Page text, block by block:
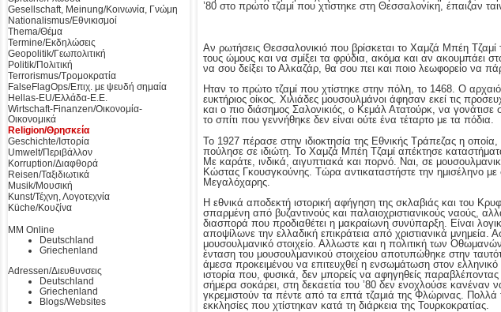
Gesellschaft, Meinung/Κοινωνία, Γνώμη
Nationalismus/Εθνικισμοί
Thema/Θέμα
Termine/Εκδηλώσεις
Geopolitik/Γεωπολιτική
Politik/Πολιτική
Terrorismus/Τρομοκρατία
FalseFlagOps/Επιχ. με ψευδή σημαία
Hellas-EU/Ελλάδα-Ε.Ε.
Wirtschaft-Finanzen/Οικονομία-
Οικονομικά
Religion/Θρησκεία
Geschichte/Ιστορία
Umwelt/Περιβάλλον
Korruption/Διαφθορά
Reisen/Ταξιδιωτικά
Musik/Μουσική
Kunst/Τέχνη, Λογοτεχνία
Küche/Κουζίνα
MM Online
Deutschland
Griechenland
Adressen/Διευθυνσεις
Deutschland
Griechenland
Blogs/Websites
’80 στο πρώτο τζαμί που χτίστηκε στη Θεσσαλονίκη, έπαιζαν
Αν ρωτήσεις Θεσσαλονικιό που βρίσκεται το Χαμζά Μπέη Τζαμί
τους ώμους και να σμίξει τα φρύδια, ακόμα και αν ακουμπάει
να σου δείξει το Αλκαζάρ, θα σου πει και ποιο λεωφορείο να
Ηταν το πρώτο τζαμί που χτίστηκε στην πόλη, το 1468. Ο
ευκτήριος οίκος. Χιλιάδες μουσουλμάνοι άφησαν εκεί τις
και ο πιο διάσημος Σαλονικιός, ο Κεμάλ Ατατούρκ, να
το σπίτι που γεννήθηκε δεν είναι ούτε ένα τέταρτο με τα πόδια.
Το 1927 πέρασε στην ιδιοκτησία της Εθνικής Τράπεζας η οποία,
πούλησε σε ιδιώτη. Το Χαμζά Μπέη Τζαμί απέκτησε
Με καράτε, ινδικά, αιγυπτιακά και πορνό. Ναι, σε
Κώστας Γκουσγκούνης. Τώρα αντικαταστήστε την ημισέληνο
Μεγαλόχαρης.
Η εθνικά αποδεκτή ιστορική αφήγηση της σκλαβιάς και του
σπαρμένη από βυζαντινούς και παλαιοχριστιανικούς ναούς,
διασπορά που προδιαθέτει η μακραίωνη συνύπαρξη. Είναι
αποψίλωνε την ελλαδική επικράτεια από χριστιανικά
μουσουλμανικό στοιχείο. Αλλωστε και η πολιτική των
ένταση του μουσουλμανικού στοιχείου αποτυπώθηκε στην
άμεσα προκειμένου να επιτευχθεί η ενσωμάτωση στον
ιστορία που, φυσικά, δεν μπορείς να αφηγηθείς
σήμερα σοκάρει, στη δεκαετία του ’80 δεν ενοχλούσε
γκρεμιστούν τα πέντε από τα επτά τζαμιά της Φλώρινας.
εκκλησίες που χτίστηκαν κατά τη διάρκεια της Τουρκοκρατίας.